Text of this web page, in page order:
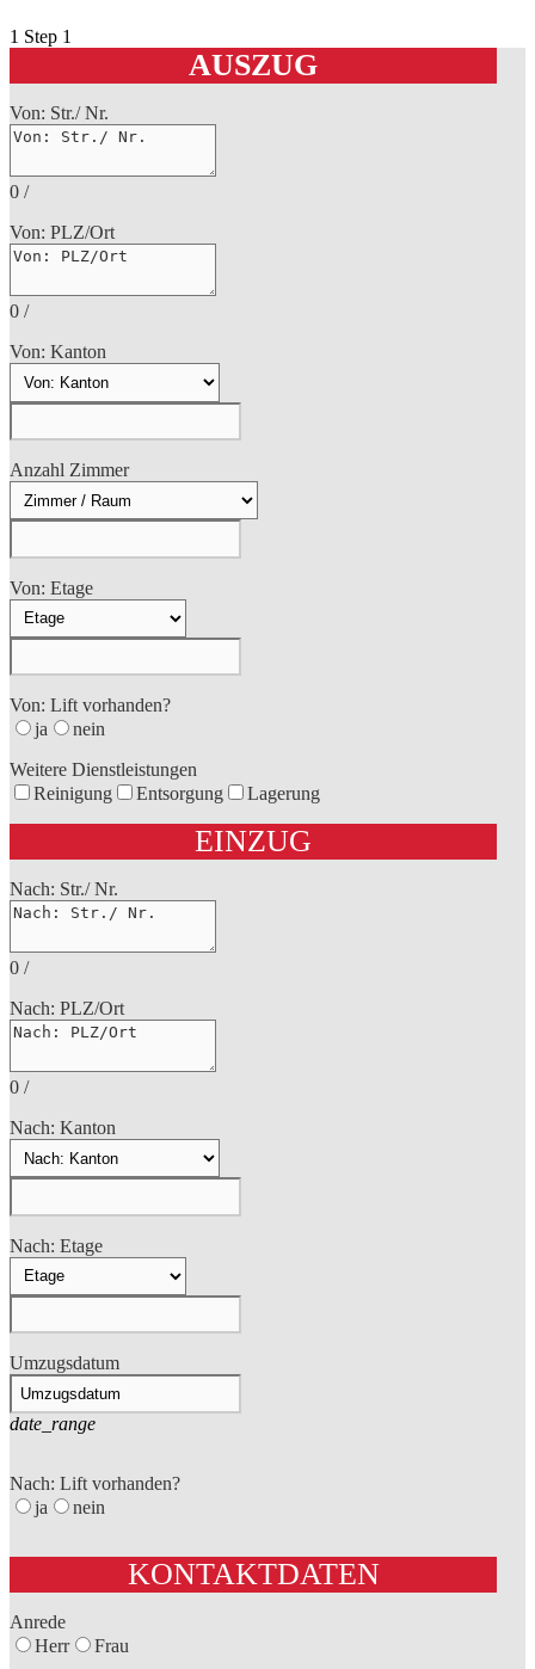
1 Step 1
AUSZUG
Von: Str./ Nr.
0 /
Von: PLZ/Ort
0 /
Von: Kanton
Anzahl Zimmer
Von: Etage
Von: Lift vorhanden?
ja
nein
Weitere Dienstleistungen
Reinigung
Entsorgung Lagerung
EINZUG
Nach: Str./ Nr.
0 /
Nach: PLZ/Ort
0 /
Nach: Kanton
Nach: Etage
Umzugsdatum
date_range
Nach: Lift vorhanden?
ja
nein
KONTAKTDATEN
Anrede
Herr
Frau